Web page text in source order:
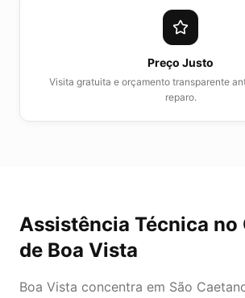
Preço Justo
Visita gratuita e orçamento transparente
reparo.
Assistência Técnica no
de Boa Vista
Boa Vista concentra em São